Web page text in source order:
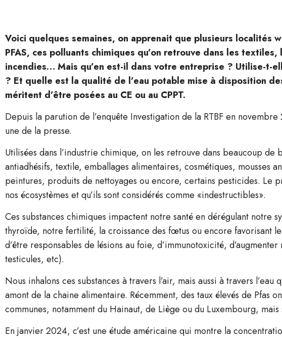
Voici quelques semaines, on apprenait que plusieurs localités
PFAS, ces polluants chimiques qu’on retrouve dans les
incendies… Mais qu’en est-il dans votre entreprise ? Utilise-t-
? Et quelle est la qualité de l’eau potable mise à disposition
méritent d’être posées au CE ou au CPPT.
Depuis la parution de l’enquête Investigation de la RTBF en
une de la presse.
Utilisées dans l’industrie chimique, on les retrouve dans beaucoup de
antiadhésifs, textile, emballages alimentaires, cosmétiques, mousses
peintures, produits de nettoyages ou encore, certains pesticides. Le
nos écosystèmes et qu’ils sont considérés comme «indestructibles».
Ces substances chimiques impactent notre santé en dérégulant notre
thyroïde, notre fertilité, la croissance des fœtus ou encore favorisant
d’être responsables de lésions au foie, d’immunotoxicité,
testicules, etc).
Nous inhalons ces substances à travers l’air, mais aussi à travers
amont de la chaine alimentaire. Récemment, des taux élevés de Pfas
communes, notamment du Hainaut, de Liège ou du Luxembourg, mais
En janvier 2024, c’est une étude américaine qui montre la